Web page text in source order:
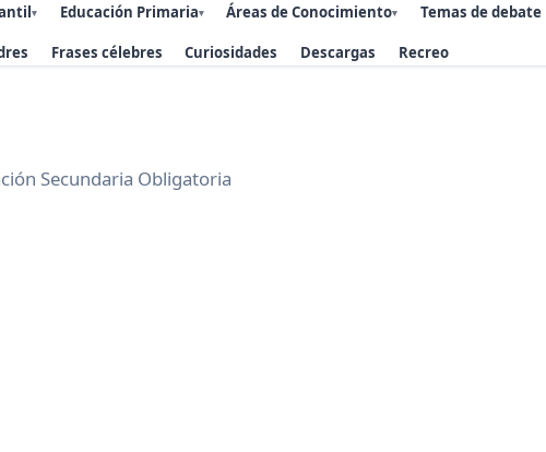
▾ Educación Primaria▾ Áreas de Conocimiento▾ Temas de debate
Frases célebres Curiosidades Descargas
Recreo
Secundaria Obligatoria